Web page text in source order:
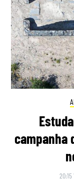
campanha
20:15